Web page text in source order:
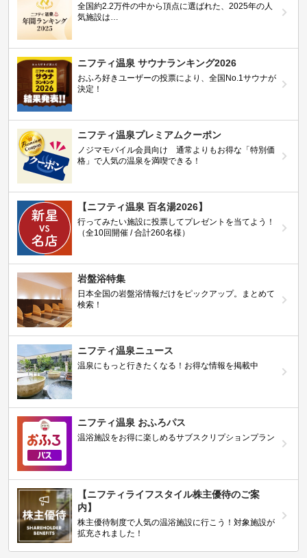
全国約2.2万件の中から頂点に選ばれた、2025年の人
気施設は…
ニフティ温泉 サウナランキング2026
おふろ好きユーザーの投票により、全国No.1サウナが
決定！
ニフティ温泉プレミアムクーポン
ノジマモバイル会員向け 通常よりもお得な「特別価
格」で人気の温泉を満喫できる！
【ニフティ温泉 百名湯2026】
行ってみたい施設に投票してプレゼントを当てよう！
（全10回開催 / 合計260名様）
岩盤浴特集
日本全国の岩盤浴情報だけをピックアップ。まとめて
検索！
ニフティ温泉ニュース
温泉にもっと行きたくなる！お得な情報を掲載中
ニフティ温泉 おふろパス
温浴施設をお得に楽しめるサブスクリプションプラン
【ニフティライフスタイル株主優待のご案
内】
株主優待制度で人気の温浴施設に行こう！対象施設が
拡充されました！